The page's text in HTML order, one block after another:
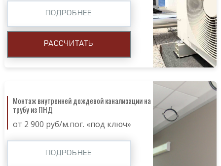
ПОДРОБНЕЕ
РАССЧИТАТЬ
Монтаж внутренней дождевой канализации на
трубу из ПНД
от 2 900 руб/м.пог. «под ключ»
ПОДРОБНЕЕ